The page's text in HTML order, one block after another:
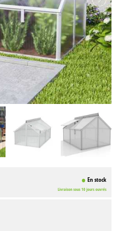
En stock
Livraison sous 10 jours ouvrés